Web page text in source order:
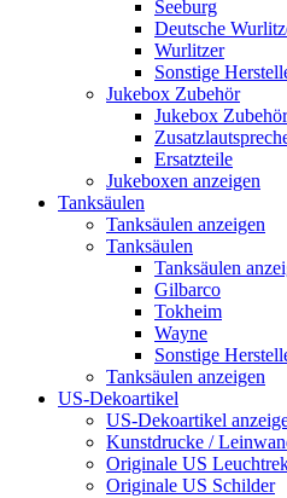
Seeburg
Deutsche
Wurlitzer
Sonstige
Jukebox Zubehör
Jukebox
Ersatzteile
Jukeboxen anzeigen
Tanksäulen
Tanksäulen anzeigen
Tanksäulen
Tanksäulen
Gilbarco
Tokheim
Wayne
Sonstige
Tanksäulen anzeigen
US-Dekoartikel
US-Dekoartikel
Kunstdrucke /
Originale US
Originale US Schilder